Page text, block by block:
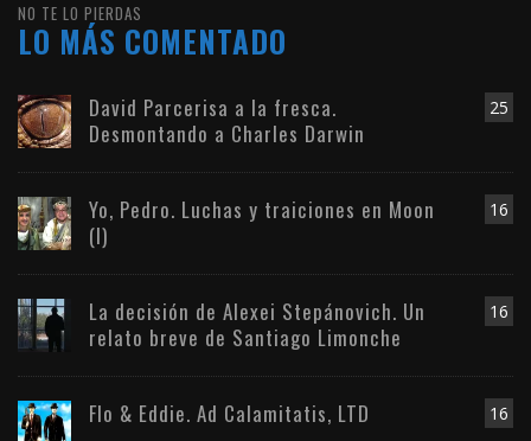
NO TE LO PIERDAS
LO MÁS COMENTADO
25
David Parcerisa a la fresca.
Desmontando a Charles Darwin
16
Yo, Pedro. Luchas y traiciones en Moon
(I)
16
La decisión de Alexei Stepánovich. Un
relato breve de Santiago Limonche
16
Flo & Eddie. Ad Calamitatis, LTD